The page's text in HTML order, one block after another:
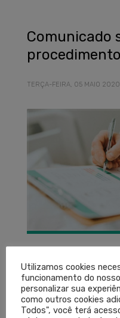
Comunicado
TERÇA-FEIRA, 05 MAIO 2020
O Conselho Regional
Sul (Cremers)
eletivos, cuja
paciente, podem ser
Utilizamos cookies
funcionamento do
personalizar sua
como outros cookies
Todos", você terá